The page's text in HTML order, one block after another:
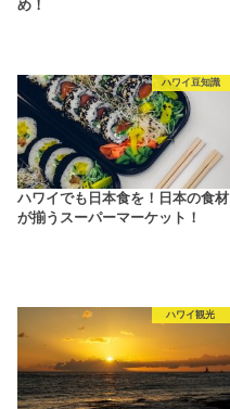
め！
ハワイ豆知識
ハワイでも日本食を！日本の食材
が揃うスーパーマーケット！
ハワイ観光